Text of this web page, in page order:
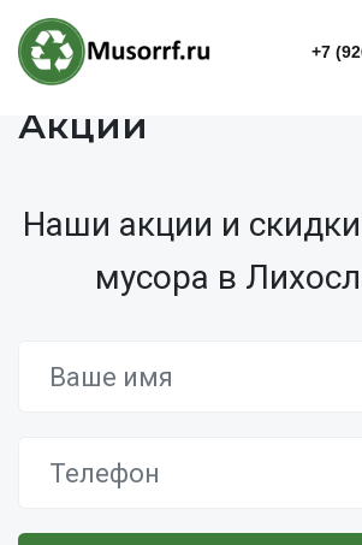
+7
Акции
Наши акции и
мусора в